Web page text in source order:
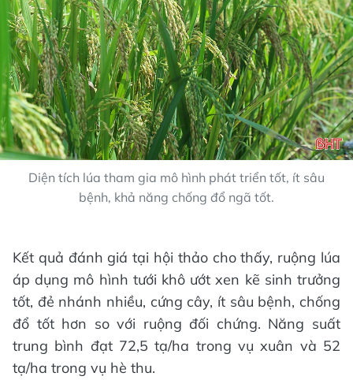
Diện tích lúa tham gia mô hình phát triển tốt, ít sâu
bệnh, khả năng chống đổ ngã tốt.
Kết quả đánh giá tại hội thảo cho thấy, ruộng lúa
áp dụng mô hình tưới khô ướt xen kẽ sinh trưởng
tốt, đẻ nhánh nhiều, cứng cây, ít sâu bệnh, chống
đổ tốt hơn so với ruộng đối chứng. Năng suất
trung bình đạt 72,5 tạ/ha trong vụ xuân và 52
tạ/ha trong vụ hè thu.